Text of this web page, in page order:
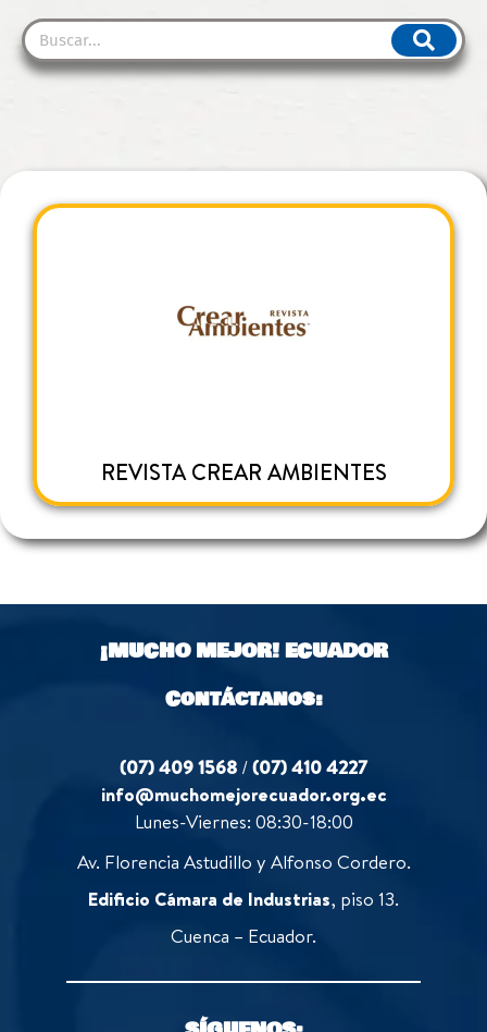
REVISTA CREAR AMBIENTES
¡MUCHO MEJOR!ECUADOR
Contáctanos:
(07) 409 1568 /(07) 410 4227
info@muchomejorecuador.org.ec
Lunes-Viernes: 08:30-18:00
Av. Florencia Astudillo y Alfonso Cordero.
Edificio Cámara de Industrias, piso 13.
Cuenca – Ecuador.